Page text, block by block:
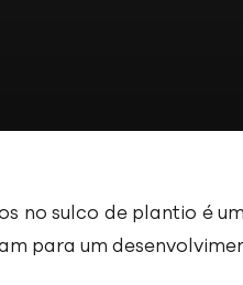
no sulco de plantio é
para um